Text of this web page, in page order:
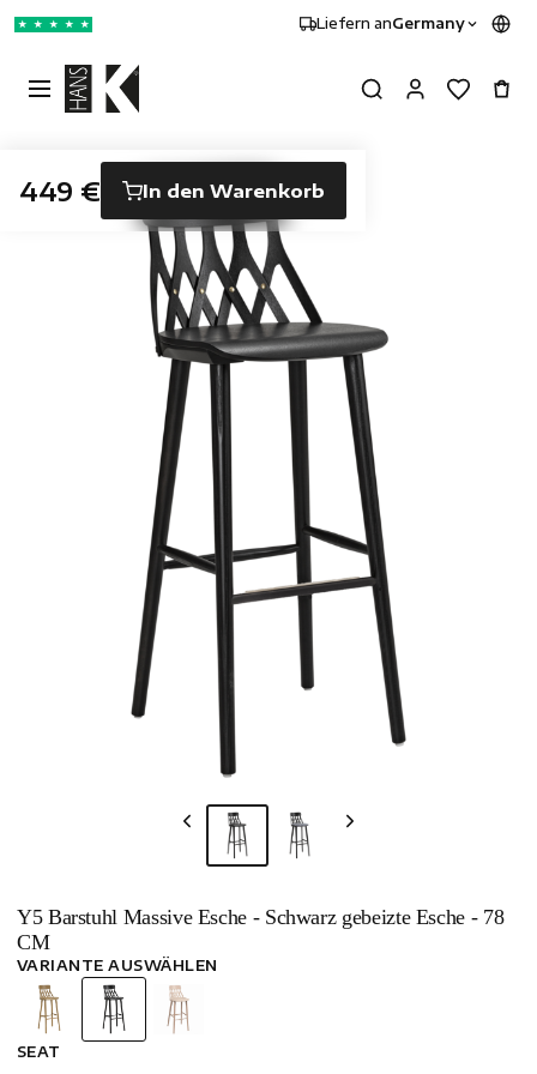
★ ★ ★ ★ ★ Liefern anGermany
Y5 Barstuhl Massive Esche - Schwarz gebeizte Esche - 78
CM
VARIANTE AUSWÄHLEN
SEAT
449 € In den Warenkorb